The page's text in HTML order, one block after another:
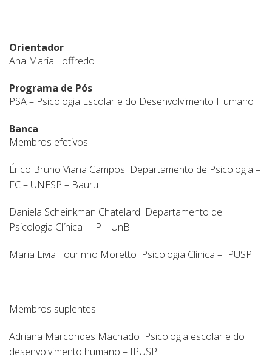
Orientador
Ana Maria Loffredo
Programa de Pós
PSA – Psicologia Escolar e do Desenvolvimento Humano
Banca
Membros efetivos
Érico Bruno Viana Campos Departamento de Psicologia –
FC – UNESP – Bauru
Daniela Scheinkman Chatelard Departamento de
Psicologia Clínica – IP – UnB
Maria Livia Tourinho Moretto Psicologia Clínica – IPUSP
Membros suplentes
Adriana Marcondes Machado Psicologia escolar e do
desenvolvimento humano – IPUSP